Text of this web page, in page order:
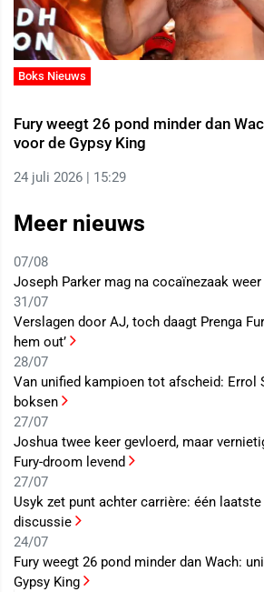
Boks Nieuws
Fury weegt 26 pond minder dan
voor de Gypsy King
24 juli 2026 | 15:29
Meer nieuws
07/08
Joseph Parker mag na cocaïnezaak
31/07
Verslagen door AJ, toch daagt Prenga
hem out’
28/07
Van unified kampioen tot afscheid: Errol
boksen
27/07
Joshua twee keer gevloerd, maar
Fury-droom levend
27/07
Usyk zet punt achter carrière: één laatste
discussie
24/07
Fury weegt 26 pond minder dan Wach:
Gypsy King